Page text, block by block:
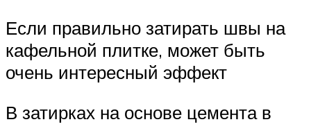
Если правильно затирать швы на
кафельной плитке, может быть
очень интересный эффект
В затирках на основе цемента в